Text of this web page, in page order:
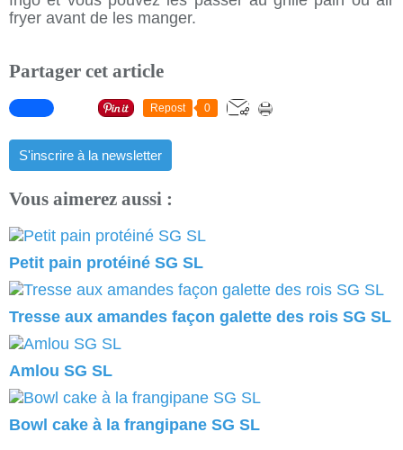
fryer avant de les manger.
Partager cet article
Repost 0
S'inscrire à la newsletter
Vous aimerez aussi :
Petit pain protéiné SG SL
Tresse aux amandes façon galette des rois SG SL
Amlou SG SL
Bowl cake à la frangipane SG SL